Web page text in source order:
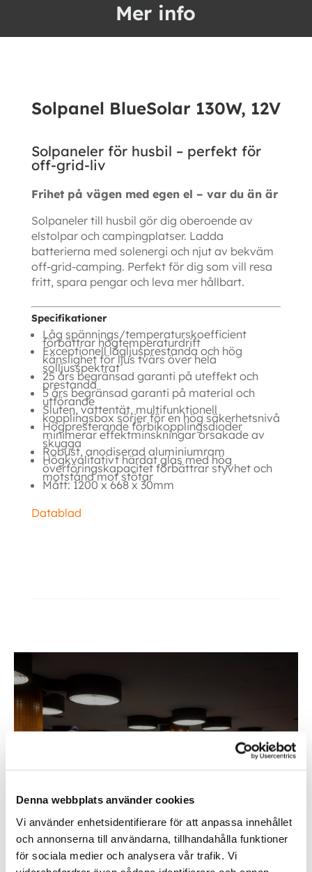
Denna webbplats använder cookies
Vi använder enhetsidentifierare för att anpassa innehållet
och annonserna till användarna, tillhandahålla funktioner
för sociala medier och analysera vår trafik. Vi
Mer info
Solpanel BlueSolar 130W, 12V
Solpaneler för husbil – perfekt för
off-grid-liv
Frihet på vägen med egen el – var du än är
Solpaneler till husbil gör dig oberoende av
elstolpar och campingplatser. Ladda
batterierna med solenergi och njut av bekväm
off-grid-camping. Perfekt för dig som vill resa
fritt, spara pengar och leva mer hållbart.
Specifikationer
Låg spännings/temperaturskoefficient
förbättrar högtemperaturdrift
Exceptionell lågljusprestanda och hög
känslighet för ljus tvärs överhela
solljusspektrat
25 års begränsad garanti på uteffekt och
prestanda
5 års begränsad garanti på material och
utförande
Sluten, vattentät, multifunktionell
kopplingsbox sörjer för en högsäkerhetsnivå
Högpresterande förbikopplingsdioder
minimerar effektminskningarorsakade av
skugga
Robust, anodiserad aluminiumram
Högkvalitativt härdat glas med hög
överföringskapacitet förbättrar styvhet och
motstånd mot stötar
Mått: 1200 x 668 x 30mm
Datablad